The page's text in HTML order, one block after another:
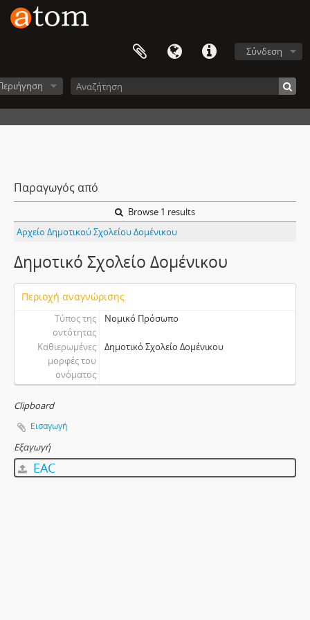
Σύνδεση
Παραγωγός από
Browse 1 results
Αρχείο Δημοτικού Σχολείου Δομένικου
Δημοτικό Σχολείο Δομένικου
Περιοχή αναγνώρισης
Τύπος της
οντότητας
Νομικό Πρόσωπο
Καθιερωμένες
μορφές του
ονόματος
Δημοτικό Σχολείο Δομένικου
Clipboard
Εισαγωγή
Εξαγωγή
EAC